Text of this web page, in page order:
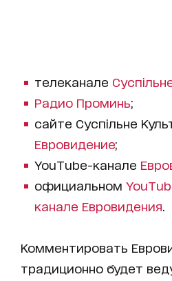
телеканале
Радио Проминь;
сайте Суспільне
Евровидение;
YouTube-канале
официальном
канале Евровидения
Комментировать
традиционно будет